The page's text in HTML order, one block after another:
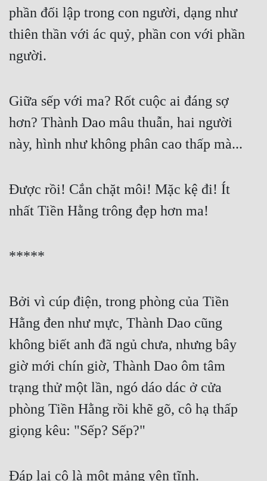
phần đối lập trong con người, dạng như
thiên thần với ác quỷ, phần con với phần
người.
Giữa sếp với ma? Rốt cuộc ai đáng sợ
hơn? Thành Dao mâu thuẫn, hai người
này, hình như không phân cao thấp mà...
Được rồi! Cắn chặt môi! Mặc kệ đi! Ít
nhất Tiền Hằng trông đẹp hơn ma!
*****
Bởi vì cúp điện, trong phòng của Tiền
Hằng đen như mực, Thành Dao cũng
không biết anh đã ngủ chưa, nhưng bây
giờ mới chín giờ, Thành Dao ôm tâm
trạng thử một lần, ngó dáo dác ở cửa
phòng Tiền Hằng rồi khẽ gõ, cô hạ thấp
giọng kêu: "Sếp? Sếp?"
Đáp lại cô là một mảng yên tĩnh.